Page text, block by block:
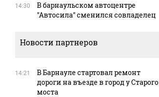
14:30
В барнаульском автоцентре
"Автосила" сменился совладелец
Новости партнеров
14:21
В Барнауле стартовал ремонт
дороги на въезде в город у Старого
моста